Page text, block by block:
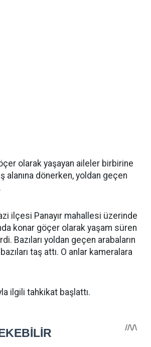
olarak yaşayan aileler birbirine
alanına dönerken, yoldan geçen
ilçesi Panayır mahallesi üzerinde
konar göçer olarak yaşam süren
Bazıları yoldan geçen arabaların
taş attı. O anlar kameralara
ilgili tahkikat başlattı.